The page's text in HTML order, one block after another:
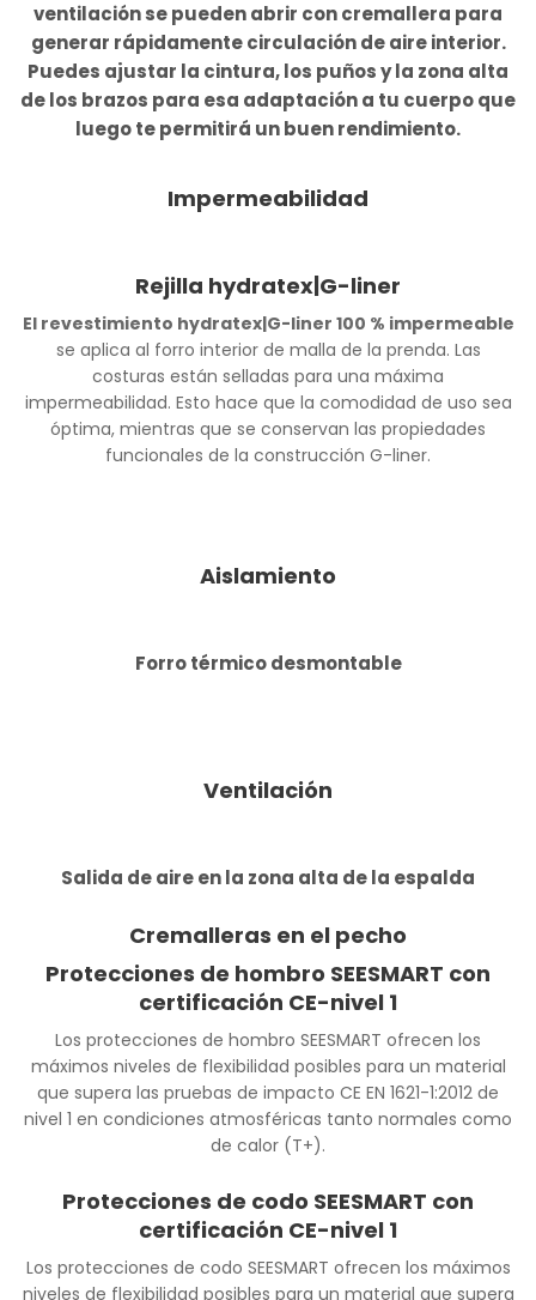
ventilación se pueden abrir con cremallera para
generar rápidamente circulación de aire interior.
Puedes ajustar la cintura, los puños y la zona alta
de los brazos para esa adaptación a tu cuerpo que
luego te permitirá un buen rendimiento.
Impermeabilidad
Rejilla hydratex|G-liner
El revestimiento hydratex|G-liner 100 % impermeable
se aplica al forro interior de malla de la prenda. Las
costuras están selladas para una máxima
impermeabilidad. Esto hace que la comodidad de uso sea
óptima, mientras que se conservan las propiedades
funcionales de la construcción G-liner.
Aislamiento
Forro térmico desmontable
Ventilación
Salida de aire en la zona alta de la espalda
Cremalleras en el pecho
Protecciones de hombro SEESMART con
certificación CE-nivel 1
Los protecciones de hombro SEESMART ofrecen los
máximos niveles de flexibilidad posibles para un material
que supera las pruebas de impacto CE EN 1621-1:2012 de
nivel 1 en condiciones atmosféricas tanto normales como
de calor (T+).
Protecciones de codo SEESMART con
certificación CE-nivel 1
Los protecciones de codo SEESMART ofrecen los máximos
niveles de flexibilidad posibles para un material que supera